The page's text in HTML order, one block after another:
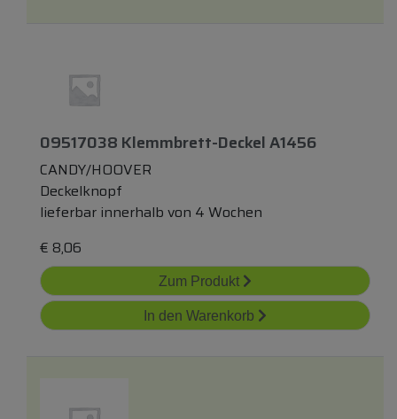
09517038 Klemmbrett-Deckel A1456
CANDY/HOOVER
Deckelknopf
lieferbar innerhalb von 4 Wochen
€ 8,06
Zum Produkt
In den Warenkorb